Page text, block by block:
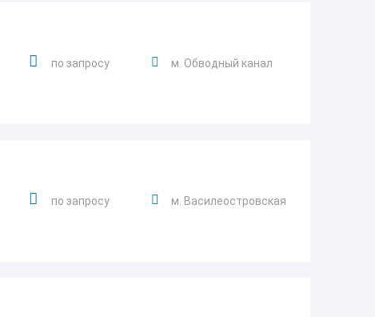
по запросу м. Обводный канал
по запросу м. Василеостровская